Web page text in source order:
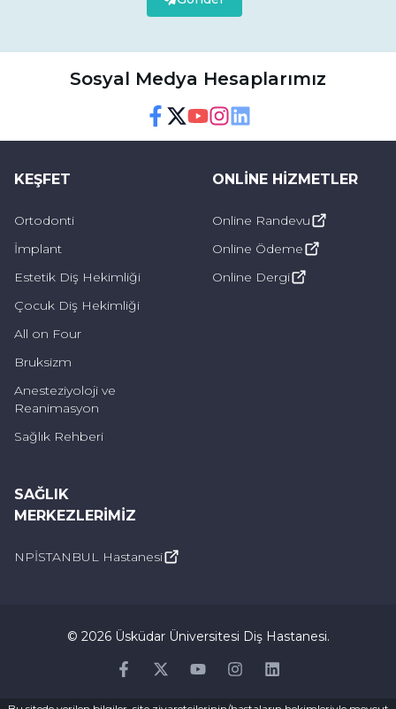
Sosyal Medya Hesaplarımız
KEŞFET
Ortodonti
İmplant
Estetik Diş Hekimliği
Çocuk Diş Hekimliği
All on Four
Bruksizm
Anesteziyoloji ve
Reanimasyon
Sağlık Rehberi
ONLINE HIZMETLER
Online Randevu
Online Ödeme
Online Dergi
SAĞLIK
MERKEZLERIMIZ
NPİSTANBUL Hastanesi
© 2026 Üsküdar Üniversitesi Diş Hastanesi.